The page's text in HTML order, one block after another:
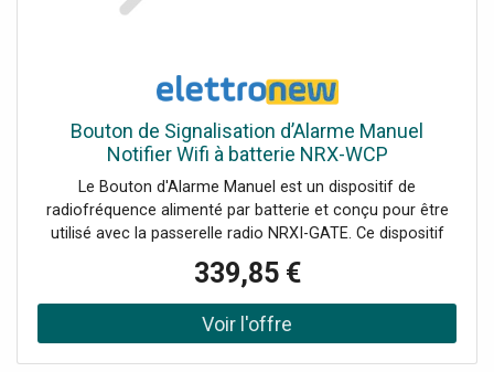
Bouton de Signalisation d’Alarme Manuel
Notifier Wifi à batterie NRX-WCP
Le Bouton d'Alarme Manuel est un dispositif de
radiofréquence alimenté par batterie et conçu pour être
utilisé avec la passerelle radio NRXI-GATE. Ce dispositif
communication fiable et stable dans un système d'alarme
incendie adressable, garantissant que chaque signal
d'alarme est transmis en toute sécurité, avec les
caractéristiques suivantes : Degré de protection IP67 :
339,85 €